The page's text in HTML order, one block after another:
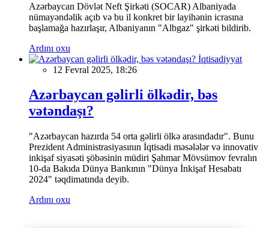
Azərbaycan Dövlət Neft Şirkəti (SOCAR) Albaniyada
nümayəndəlik açıb və bu il konkret bir layihənin icrasına
başlamağa hazırlaşır, Albaniyanın "Albgaz" şirkəti bildirib.
Ardını oxu
İqtisadiyyat
12 Fevral 2025, 18:26
Azərbaycan gəlirli ölkədir, bəs
vətəndaşı?
"Azərbaycan hazırda 54 orta gəlirli ölkə arasındadır". Bunu
Prezident Administrasiyasının İqtisadi məsələlər və innovativ
inkişaf siyasəti şöbəsinin müdiri Şahmar Mövsümov fevralın
10-da Bakıda Dünya Bankının "Dünya İnkişaf Hesabatı
2024" təqdimatında deyib.
Ardını oxu